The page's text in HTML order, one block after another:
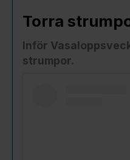
Torra
Inför
strumpor.